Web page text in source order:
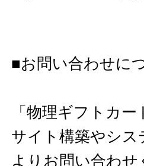
■お問い合わせに
「物理ギフトカ
サイト構築やシス
よりお問い合わせ